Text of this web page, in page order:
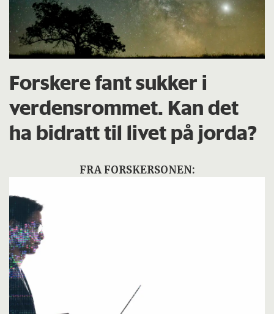
Forskere fant sukker i
verdensrommet. Kan det
ha bidratt til livet på jorda?
FRA FORSKERSONEN: